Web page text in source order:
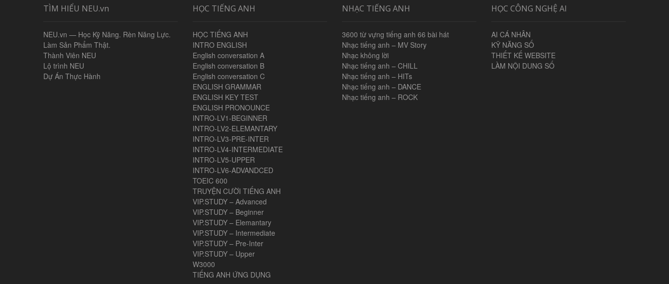
TÌM HIỂU NEU.vn
NEU.vn — Học Kỹ Năng. Rèn Năng Lực.
Làm Sản Phẩm Thật.
Thành Viên NEU
Lộ trình NEU
Dự Án Thực Hành
HỌC TIẾNG ANH
HỌC TIẾNG ANH
INTRO ENGLISH
English conversation A
English conversation B
English conversation C
ENGLISH GRAMMAR
ENGLISH KEY TEST
ENGLISH PRONOUNCE
INTRO-LV1-BEGINNER
INTRO-LV2-ELEMANTARY
INTRO-LV3-PRE-INTER
INTRO-LV4-INTERMEDIATE
INTRO-LV5-UPPER
INTRO-LV6-ADVANDCED
TOEIC 600
TRUYỆN CƯỜI TIẾNG ANH
VIP.STUDY – Advanced
VIP.STUDY – Beginner
VIP.STUDY – Elemantary
VIP.STUDY – Intermediate
VIP.STUDY – Pre-Inter
VIP.STUDY – Upper
W3000
TIẾNG ANH ỨNG DỤNG
NHẠC TIẾNG ANH
3600 từ vựng tiếng anh 66 bài hát
Nhạc tiếng anh – MV Story
Nhạc không lời
Nhạc tiếng anh – CHILL
Nhạc tiếng anh – HITs
Nhạc tiếng anh – DANCE
Nhạc tiếng anh – ROCK
HỌC CÔNG NGHỆ AI
AI CÁ NHÂN
KỸ NĂNG SỐ
THIẾT KẾ WEBSITE
LÀM NỘI DUNG SỐ